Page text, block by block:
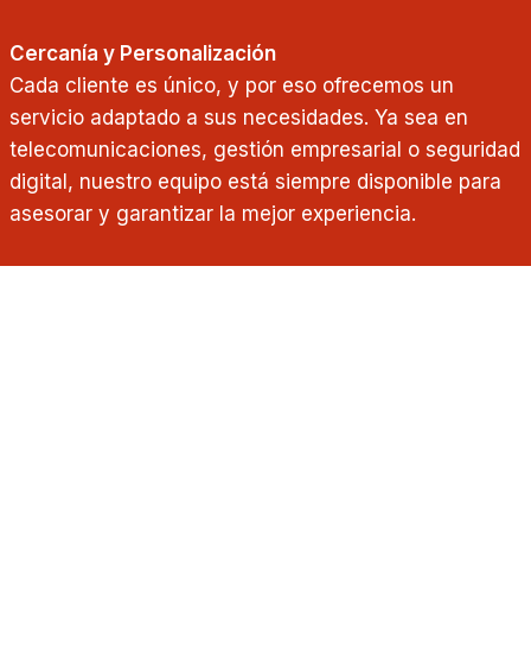
Cercanía y Personalización
Cada cliente es único, y por eso ofrecemos un
servicio adaptado a sus necesidades. Ya sea en
telecomunicaciones, gestión empresarial o seguridad
digital, nuestro equipo está siempre disponible para
asesorar y garantizar la mejor experiencia.